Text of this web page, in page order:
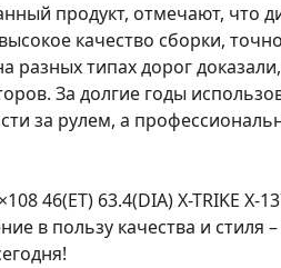
продукт, отмечают, что
качество сборки,
типах дорог
За долгие годы
за рулем, а
46(ET) 63.4(DIA) X-TRIKE X-
в пользу качества и